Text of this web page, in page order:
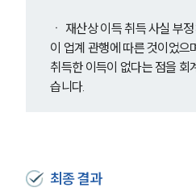
업무
형사 주요
ㆍ 재산상 이득 취득 사실 부
이 업계 관행에 따른 것이었으
취득한 이득이 없다는 점을 회
습니다.
최종 결과